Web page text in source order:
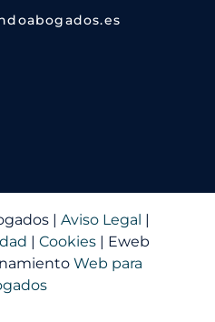
| Aviso Legal |
|Cookies | Eweb
Web para